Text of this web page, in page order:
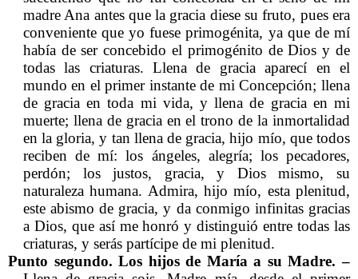
madre Ana antes que la gracia diese su fruto, pues era
conveniente que yo fuese primogénita, ya que de mí
había de ser concebido el primogénito de Dios y de
todas las criaturas. Llena de gracia aparecí en el
mundo en el primer instante de mi Concepción; llena
de gracia en toda mi vida, y llena de gracia en mi
muerte; llena de gracia en el trono de la inmortalidad
en la gloria, y tan llena de gracia, hijo mío, que todos
reciben de mí: los ángeles, alegría; los pecadores,
perdón; los justos, gracia, y Dios mismo, su
naturaleza humana. Admira, hijo mío, esta plenitud,
este abismo de gracia, y da conmigo infinitas gracias
a Dios, que así me honró y distinguió entre todas las
criaturas, y serás partícipe de mi plenitud.
Punto segundo. Los hijos de María a su Madre. –